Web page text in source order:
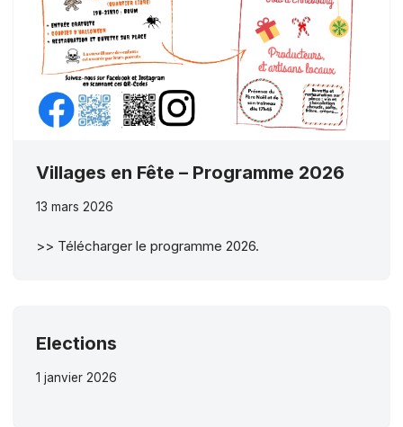
Villages en Fête – Programme 2026
13 mars 2026
>> Télécharger le programme 2026.
Elections
1 janvier 2026